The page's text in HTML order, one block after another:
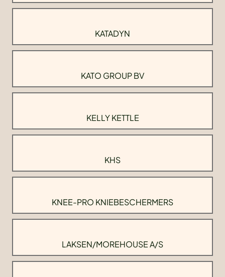
KATADYN
KATO GROUP BV
KELLY KETTLE
KHS
KNEE-PRO KNIEBESCHERMERS
LAKSEN/MOREHOUSE A/S